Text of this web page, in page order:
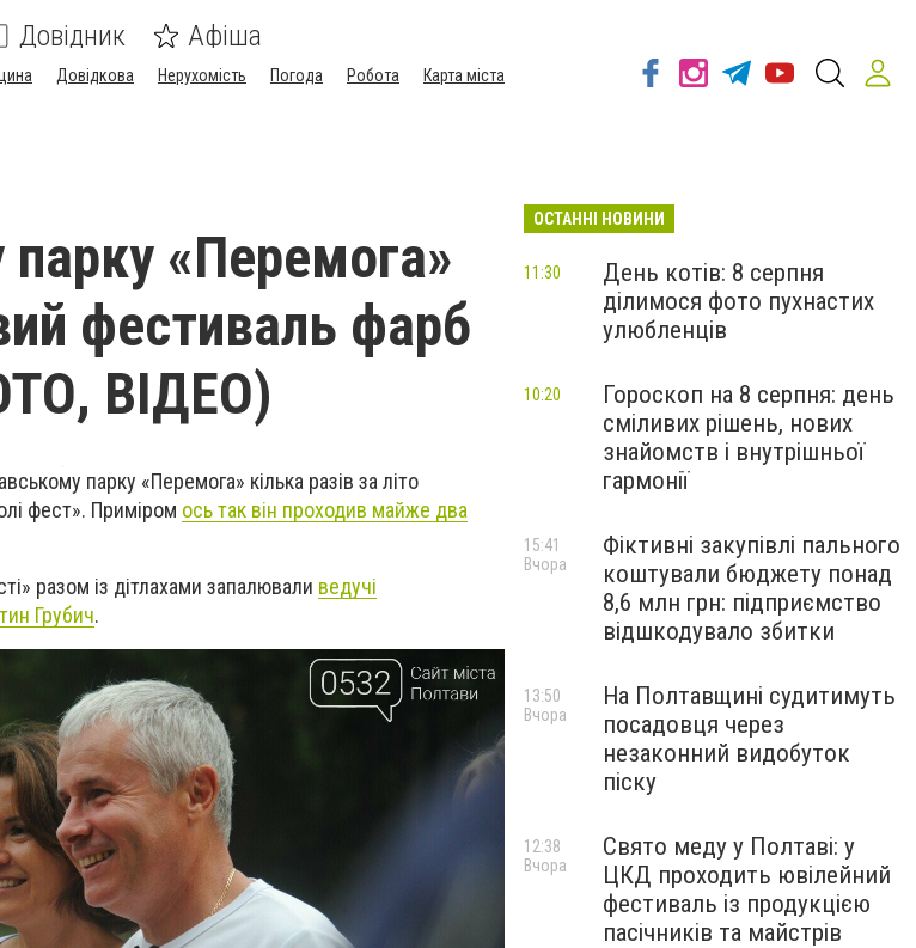
Довідник Афіша
Довідкова Нерухомість Погода Робота
Карта міста
«Перемога»
фестиваль фарб
ВІДЕО)
парку «Перемога» кілька разів за літо
фест». Приміром ось так він проходив майже два
разом із дітлахами запалювали ведучі
Грубич.
ОСТАННІ НОВИНИ
День котів: 8 серпня
ділимося фото пухнастих
улюбленців
11:30
Гороскоп на 8 серпня: день
сміливих рішень, нових
знайомств і внутрішньої
гармонії
10:20
Фіктивні закупівлі пального
коштували бюджету понад
8,6 млн грн: підприємство
відшкодувало збитки
15:41
Вчора
На Полтавщині судитимуть
посадовця через
незаконний видобуток
піску
13:50
Вчора
Свято меду у Полтаві: у
ЦКД проходить ювілейний
фестиваль із продукцією
пасічників та майстрів
12:38
Вчора